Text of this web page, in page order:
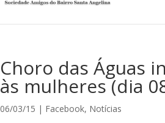
Choro das Águas
às mulheres (dia
06/03/15 | Facebook, Notícias